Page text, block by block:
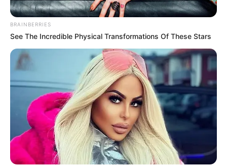
BRAINBERRIES
See The Incredible Physical Transformations Of These Stars